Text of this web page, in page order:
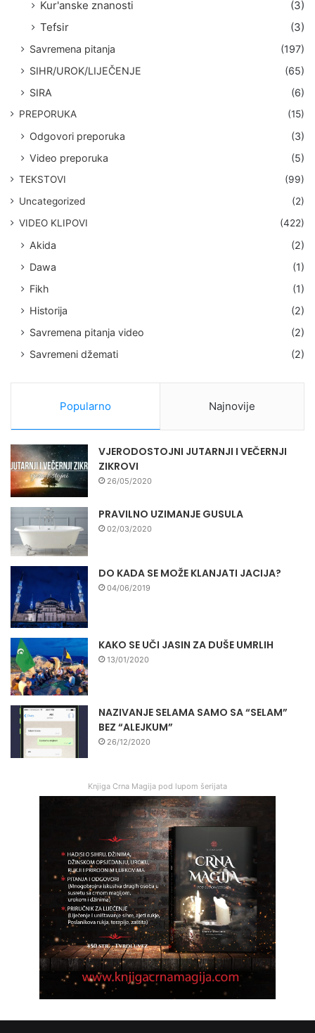
Kur'anske znanosti
(3)
Tefsir
(3)
Savremena pitanja
(197)
SIHR/UROK/LIJEČENJE
(65)
SIRA
(6)
PREPORUKA (15)
Odgovori preporuka
(3)
Video preporuka
(5)
TEKSTOVI
(99)
Uncategorized
(2)
VIDEO KLIPOVI
(422)
Akida
(2)
Dawa
(1)
Fikh
(1)
Historija
(2)
Savremena pitanja video
(2)
Savremeni džemati
(2)
Popularno Najnovije
VJERODOSTOJNI JUTARNJI I VEČERNJI
ZIKROVI
26/05/2020
PRAVILNO UZIMANJE GUSULA
02/03/2020
DO KADA SE MOŽE KLANJATI JACIJA?
04/06/2019
KAKO SE UČI JASIN ZA DUŠE UMRLIH
13/01/2020
NAZIVANJE SELAMA SAMO SA “SELAM”
BEZ “ALEJKUM”
26/12/2020
Knjiga Crna Magija pod lupom šerijata